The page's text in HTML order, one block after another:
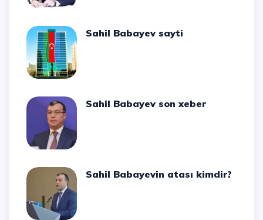
Sahil Babayev sayti
Sahil Babayev son xeber
Sahil Babayevin atası kimdir?